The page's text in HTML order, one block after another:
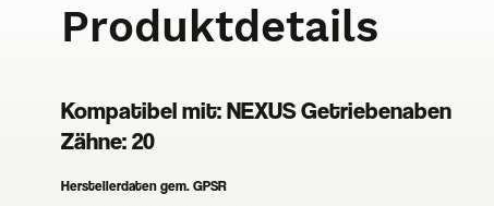
Produktdetails
Kompatibel mit: NEXUS Getriebenaben
Zähne: 20
Herstellerdaten gem. GPSR